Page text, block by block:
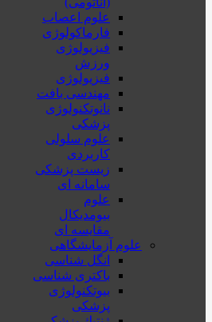
علوم اعصاب
فارماکولوژی
فیزیولوژی
ورزش
فیزیولوژی
مهندسی بافت
نانوتکنولوژی
پزشکی
علوم سلولی
کاربردی
زیست پزشکی
سامانه ای
علوم
بیومدیکال
مقایسه ای
علوم آزمایشگاهی
انگل شناسی
باکتری شناسی
بیوتکنولوژی
پزشکی